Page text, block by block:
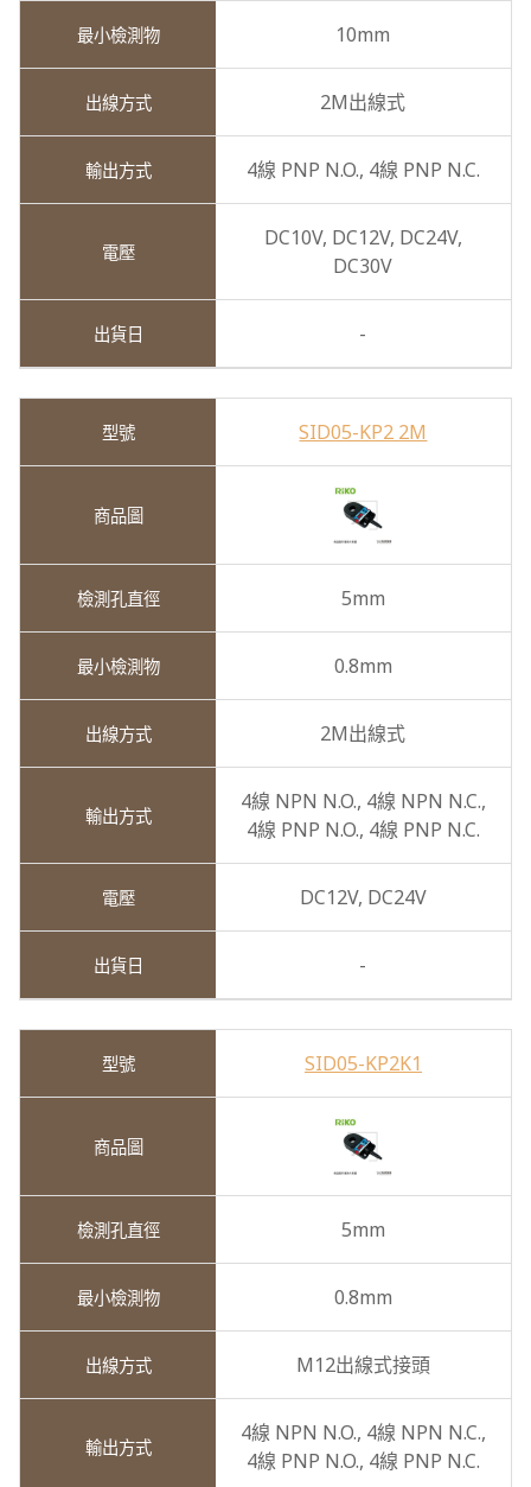
10mm
2M出線式
4線 PNP N.O., 4線 PNP N.C.
DC10V, DC12V, DC24V,
DC30V
-
SID05-KP2 2M
5mm
0.8mm
2M出線式
4線 NPN N.O., 4線 NPN N.C.,
4線 PNP N.O., 4線 PNP N.C.
DC12V, DC24V
-
SID05-KP2K1
5mm
0.8mm
M12出線式接頭
4線 NPN N.O., 4線 NPN N.C.,
4線 PNP N.O., 4線 PNP N.C.